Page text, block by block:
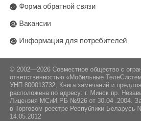
Форма обратной связи
Вакансии
Информация для потребителей
© 2002—2026 Совместное общество с
ответственностью «Мобильные
УНП 800013732, Книга замечаний и
расположена по адресу: г. Минск пр.
Лицензия МСиИ РБ №926 от 30.04 .2004.
в Торговом реестре Республики Беларусь
14.05.2012